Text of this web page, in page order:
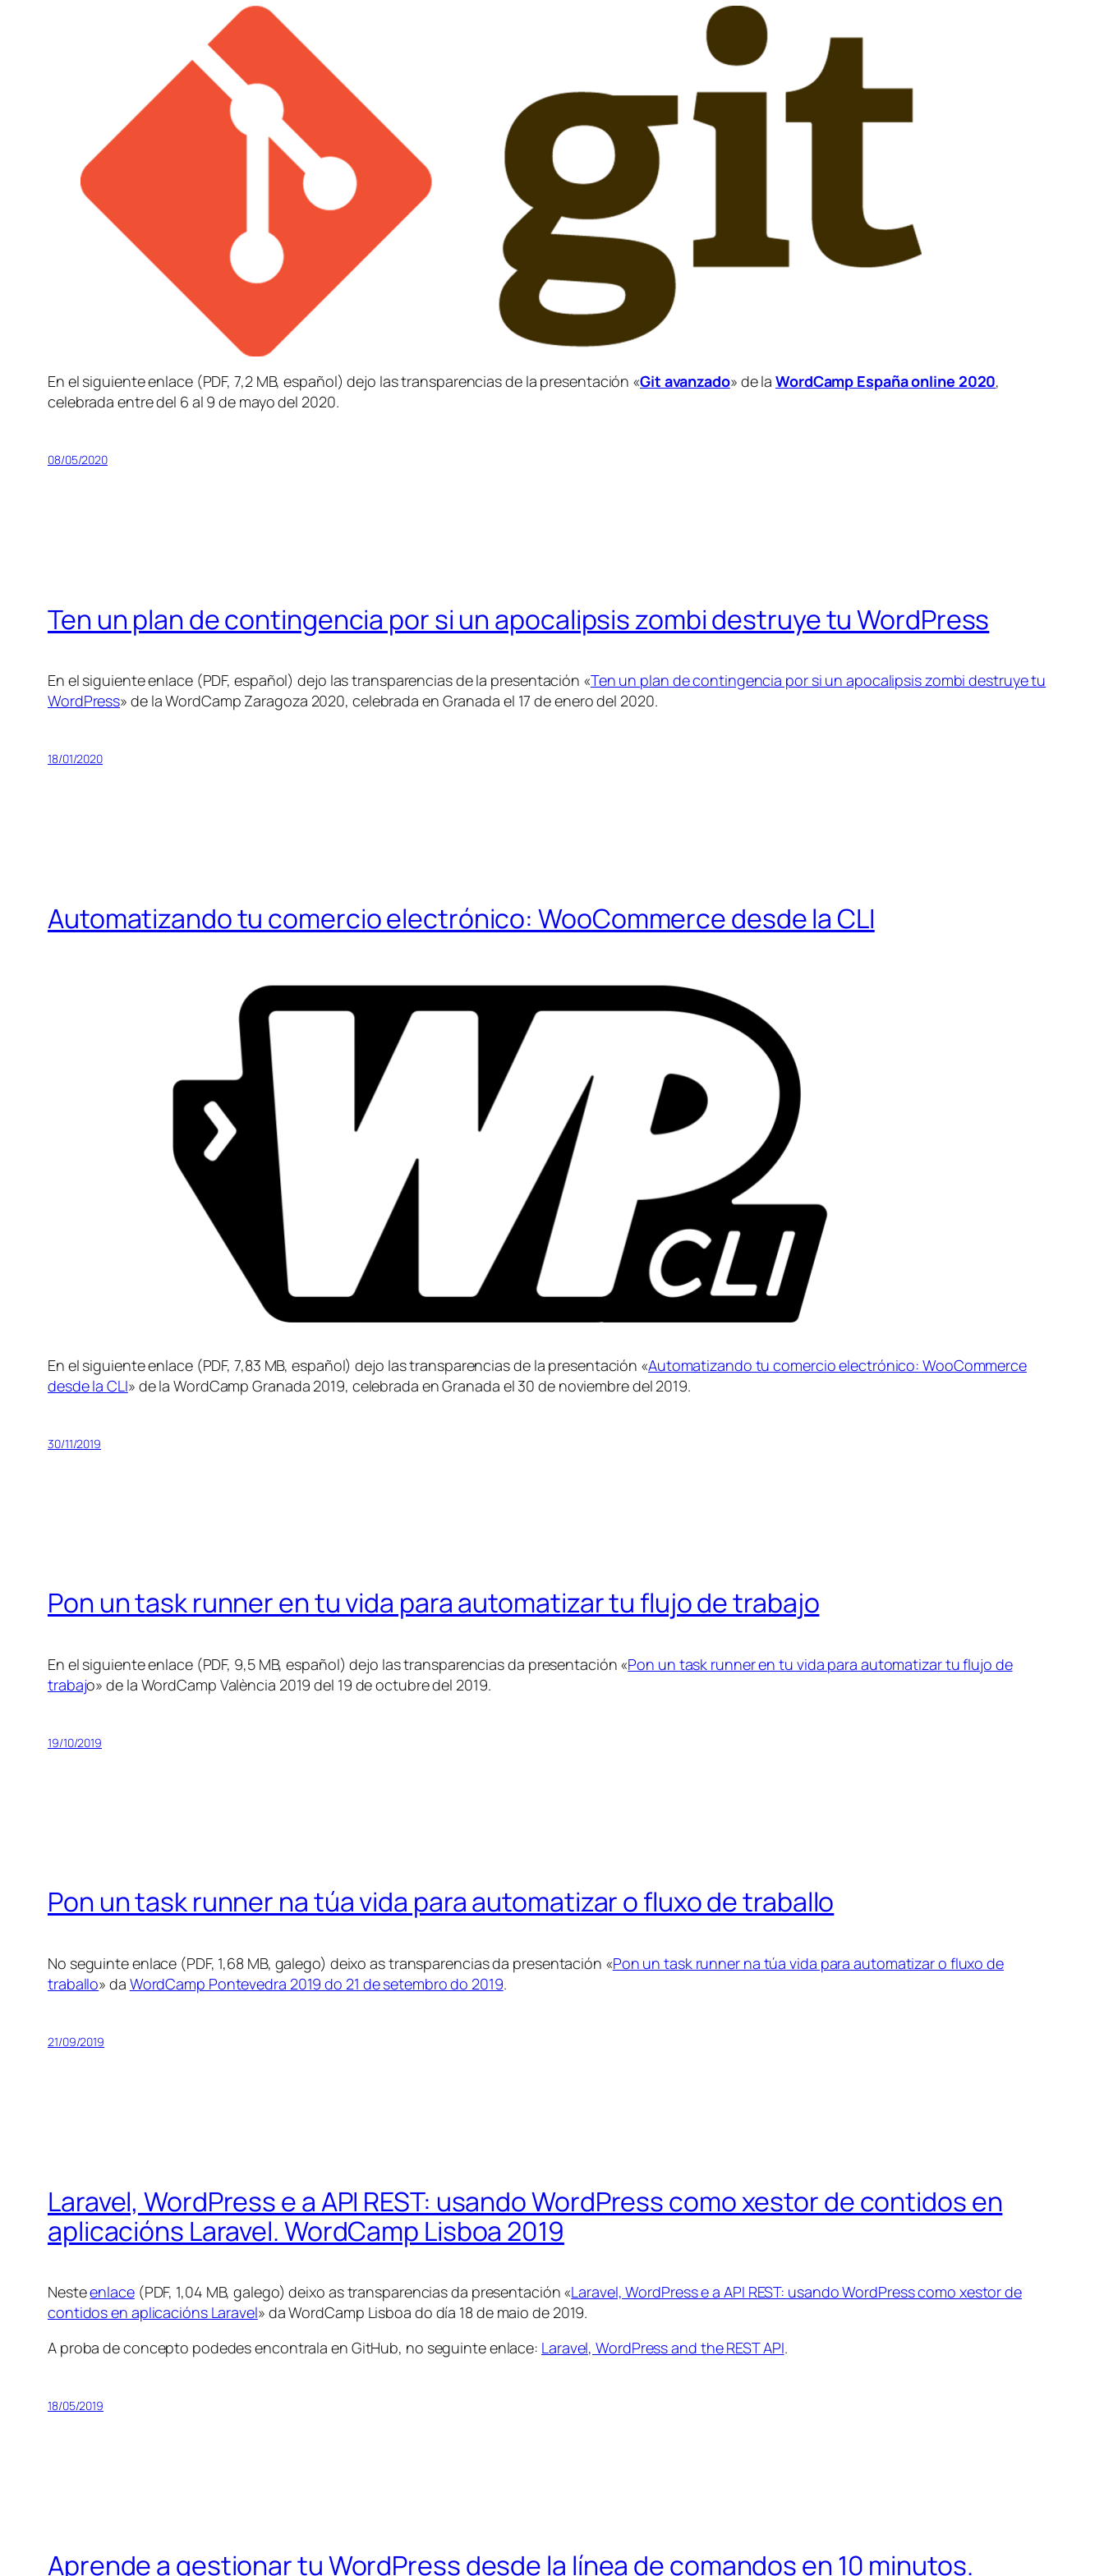
En el siguiente enlace (PDF, 7,2 MB, español) dejo las transparencias de la presentación «Git avanzado» de laWordCamp España online 2020,
celebrada entre del 6 al 9 de mayo del 2020.
08/05/2020
Ten un plan de contingencia por si un apocalipsis zombi destruye tu WordPress
En el siguiente enlace (PDF, español) dejo las transparencias de la presentación «Ten un plan de contingencia por si un apocalipsis zombi destruye tu
WordPress» de la WordCamp Zaragoza 2020, celebrada en Granada el 17 de enero del 2020.
18/01/2020
Automatizando tu comercio electrónico: WooCommerce desde la CLI
En el siguiente enlace (PDF, 7,83 MB, español) dejo las transparencias de la presentación «Automatizando tu comercio electrónico: WooCommerce
desde la CLI» de la WordCamp Granada 2019, celebrada en Granada el 30 de noviembre del 2019.
30/11/2019
Pon un task runner en tu vida para automatizar tu flujo de trabajo
En el siguiente enlace (PDF, 9,5 MB, español) dejo las transparencias da presentación «Pon un task runner en tu vida para automatizar tu flujo de
trabajo» de la WordCamp València 2019 del 19 de octubre del 2019.
19/10/2019
Pon un task runner na túa vida para automatizar o fluxo de traballo
No seguinte enlace (PDF, 1,68 MB, galego) deixo as transparencias da presentación «Pon un task runner na túa vida para automatizar o fluxo de
traballo» da WordCamp Pontevedra 2019 do 21 de setembro do 2019.
21/09/2019
Laravel, WordPress e a API REST: usando WordPress como xestor de contidos en
aplicacións Laravel. WordCamp Lisboa 2019
Nesteenlace(PDF, 1,04 MB, galego) deixo as transparencias da presentación «Laravel, WordPress e a API REST: usando WordPress como xestor de
contidos en aplicacións Laravel» da WordCamp Lisboa do día 18 de maio de 2019.
A proba de concepto podedes encontrala en GitHub, no seguinte enlace: Laravel, WordPress and the REST API.
18/05/2019
Aprende a gestionar tu WordPress desde la línea de comandos en 10 minutos.